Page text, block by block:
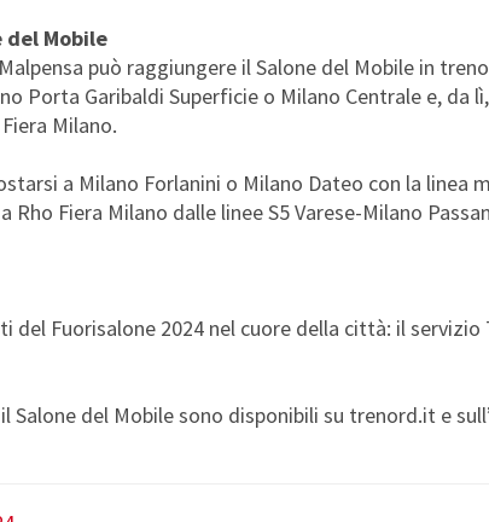
del Mobile
può raggiungere il Salone del Mobile in
Porta Garibaldi Superficie o Milano Centrale e, da
Milano.
a Milano Forlanini o Milano Dateo con la linea
Fiera Milano dalle linee S5 Varese-Milano
del Fuorisalone 2024 nel cuore della città: il
del Mobile sono disponibili su trenord.it e